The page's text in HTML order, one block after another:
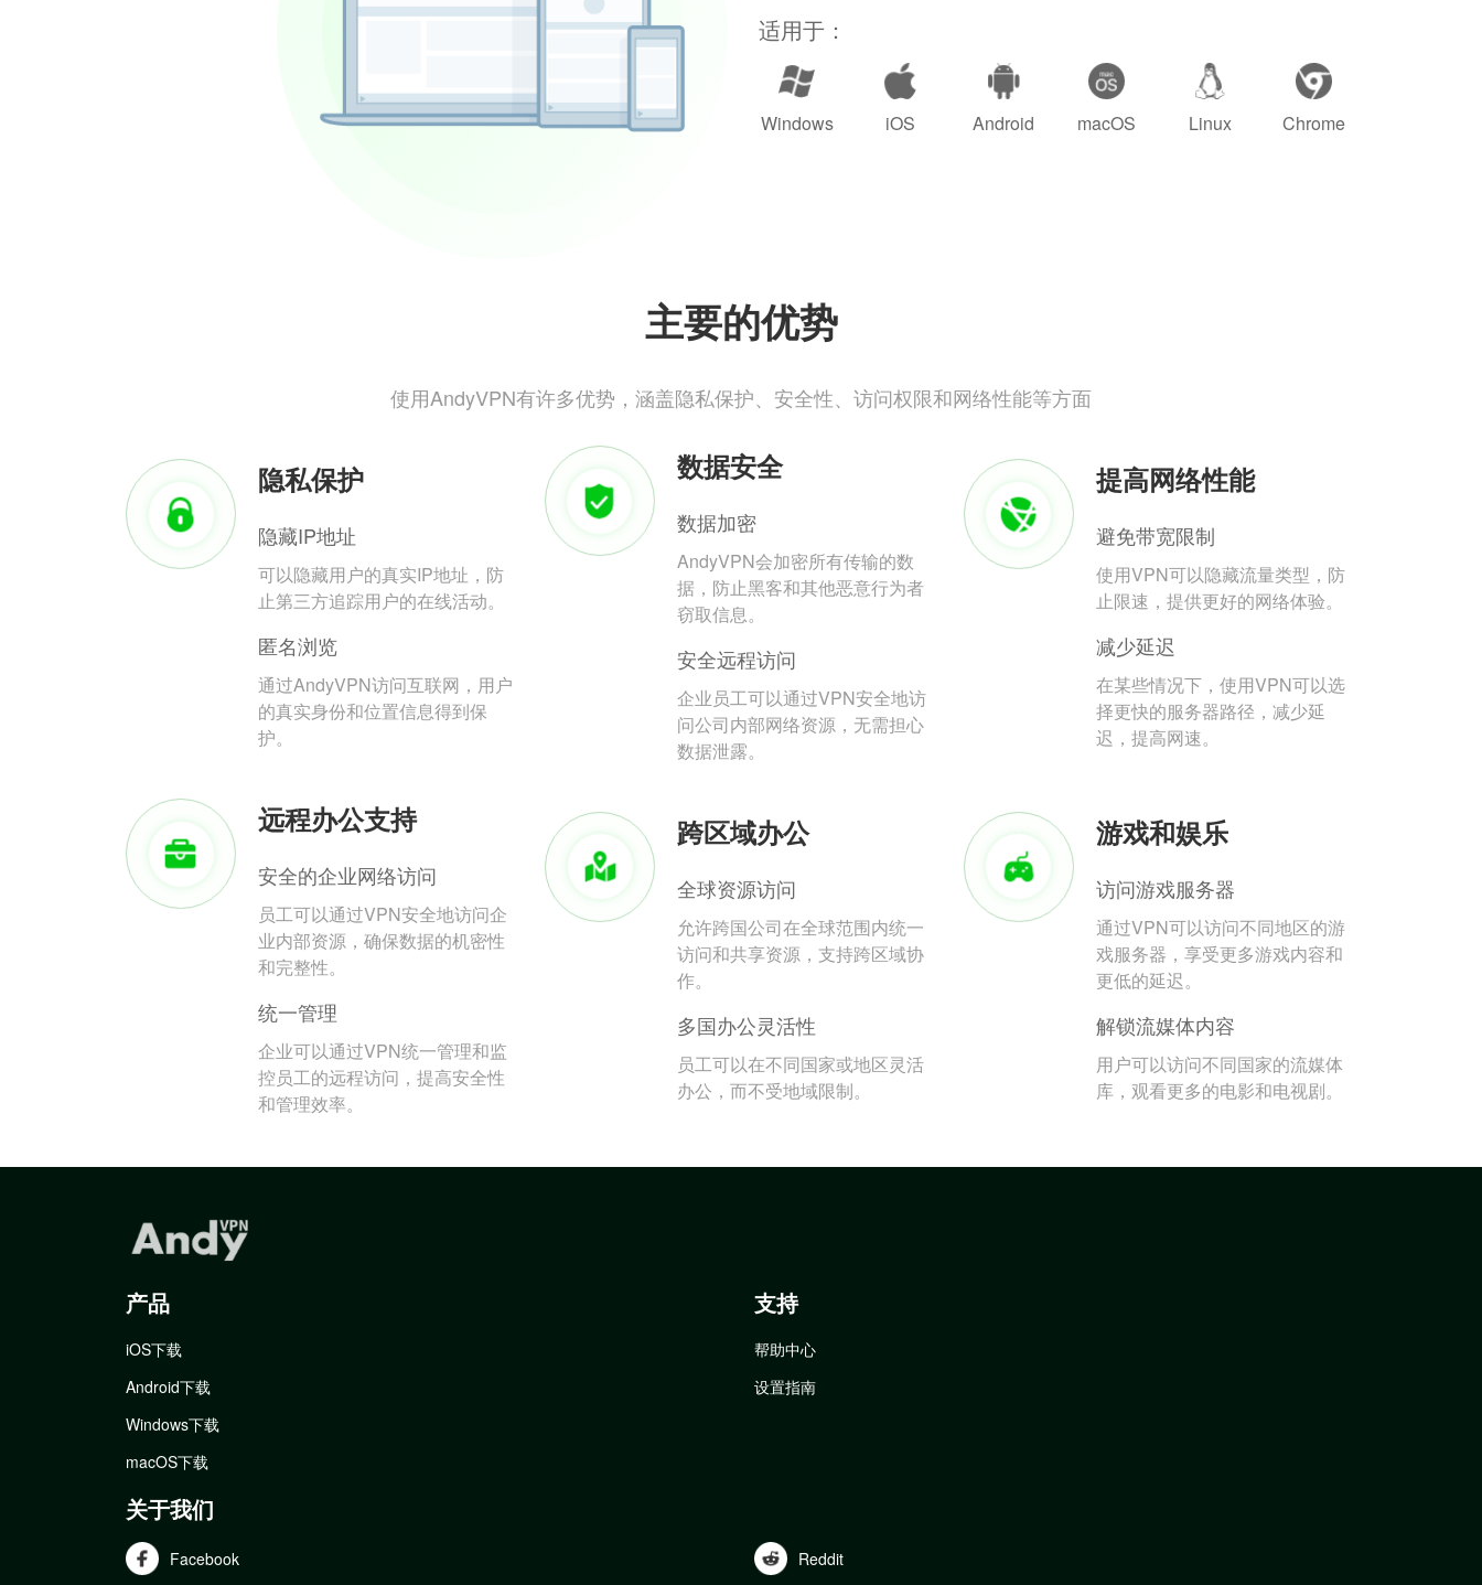
适用于：
Windows iOS Android macOS Linux Chrome
主要的优势
使用AndyVPN有许多优势，涵盖隐私保护、安全性、访问权限和网络性能等方面
隐私保护
隐藏IP地址
可以隐藏用户的真实IP地址，防
止第三方追踪用户的在线活动。
匿名浏览
通过AndyVPN访问互联网，用户
的真实身份和位置信息得到保
护。
数据安全
数据加密
AndyVPN会加密所有传输的数
据，防止黑客和其他恶意行为者
窃取信息。
安全远程访问
企业员工可以通过VPN安全地访
问公司内部网络资源，无需担心
数据泄露。
提高网络性能
避免带宽限制
使用VPN可以隐藏流量类型，防
止限速，提供更好的网络体验。
减少延迟
在某些情况下，使用VPN可以选
择更快的服务器路径，减少延
迟，提高网速。
远程办公支持
安全的企业网络访问
员工可以通过VPN安全地访问企
业内部资源，确保数据的机密性
和完整性。
统一管理
企业可以通过VPN统一管理和监
控员工的远程访问，提高安全性
和管理效率。
跨区域办公
全球资源访问
允许跨国公司在全球范围内统一
访问和共享资源，支持跨区域协
作。
多国办公灵活性
员工可以在不同国家或地区灵活
办公，而不受地域限制。
游戏和娱乐
访问游戏服务器
通过VPN可以访问不同地区的游
戏服务器，享受更多游戏内容和
更低的延迟。
解锁流媒体内容
用户可以访问不同国家的流媒体
库，观看更多的电影和电视剧。
产品
iOS下载
Android下载
Windows下载
macOS下载
支持
帮助中心
设置指南
关于我们
Facebook Reddit